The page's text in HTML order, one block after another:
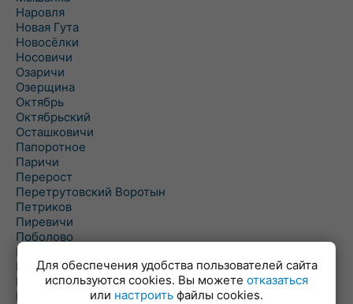
Наровля
Новая Гута
Новосёлки
Носовичи
Озаричи
Озерщина
Октябрь
Октябрьский
Осташковичи
Папоротное
Паричи
Перерост
Перетрутовский Воротын
Петриков
Пиревичи
Поболово
Поколюбичи
Полесье
Птичь
Речица
Для обеспечения удобства пользователей сайта
используются cookies. Вы можете отказаться
или настроить файлы cookies.